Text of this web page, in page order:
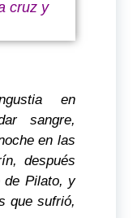
cruz y
en
sangre,
en las
después
de Pilato, y
que sufrió,